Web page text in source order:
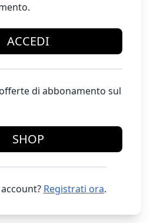
ACCEDI
di abbonamento sul
SHOP
Registrati ora.